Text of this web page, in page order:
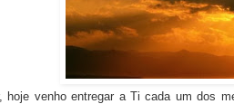
hoje venho entregar a Ti cada um dos